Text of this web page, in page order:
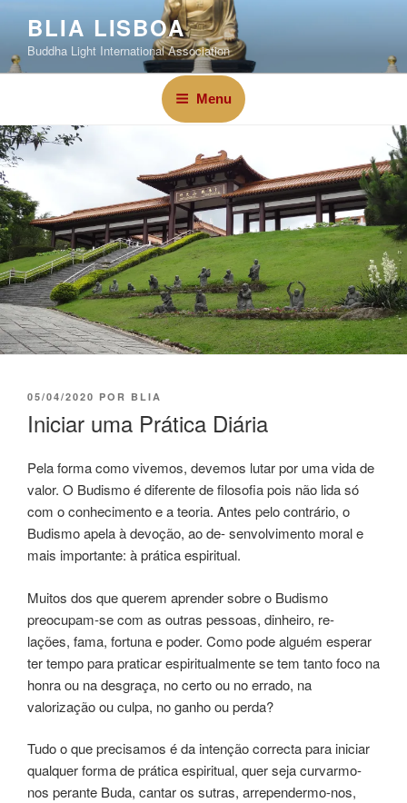
BLIA LISBOA
Buddha Light International Association
Menu
05/04/2020 POR BLIA
Iniciar uma Prática Diária
Pela forma como vivemos, devemos lutar por uma vida de
valor. O Budismo é diferente de filosofia pois não lida só
com o conhecimento e a teoria. Antes pelo contrário, o
Budismo apela à devoção, ao de- senvolvimento moral e
mais importante: à prática espiritual.
Muitos dos que querem aprender sobre o Budismo
preocupam-se com as outras pessoas, dinheiro, re-
lações, fama, fortuna e poder. Como pode alguém esperar
ter tempo para praticar espiritualmente se tem tanto foco na
honra ou na desgraça, no certo ou no errado, na
valorização ou culpa, no ganho ou perda?
Tudo o que precisamos é da intenção correcta para iniciar
qualquer forma de prática espiritual, quer seja curvarmo-
nos perante Buda, cantar os sutras, arrependermo-nos,